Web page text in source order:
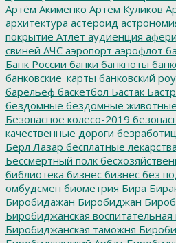
Артём Акименко Артём Куликов
архитектура астероид
покрытие Атлет аудиенция
свиней АЧС аэропорт аэрофлот
Банк России банки банкноты
банковские_карты банковский
барельеф баскетбол Бастак
бездомные бездомные животные
Безопасное колесо-2019
качественные дороги
Берл Лазар бесплатные лекарства
Бессмертный полк
библиотека бизнес бизнес без
омбудсмен биометрия Бира
Биробидажан Биробиджан
Биробиджанская воспитательная
Биробиджанская таможня